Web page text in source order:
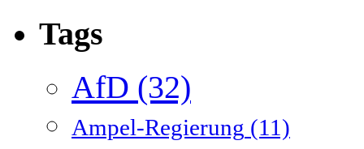
Tags
AfD (32)
Ampel-Regierung (11)